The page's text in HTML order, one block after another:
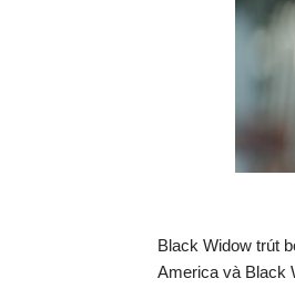
Black Widow trút
America và Black